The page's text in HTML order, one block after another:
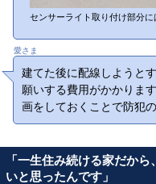
センサーライト取り付け部分
愛さま
建てた後に配線しようと
願いする費用がかかりま
画をしておくことで防犯
「一生住み続ける家だか
いと思ったんです」